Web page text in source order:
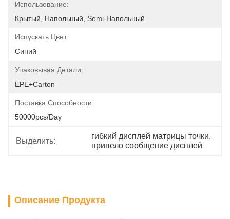
Использование:
Крытый, Напольный, Semi-Напольный
Испускать Цвет:
Синий
Упаковывая Детали:
EPE+carton
Поставка Способности:
50000pcs/day
Выделить:
гибкий дисплей матрицы точки
привело сообщение дисплей
Описание Продукта